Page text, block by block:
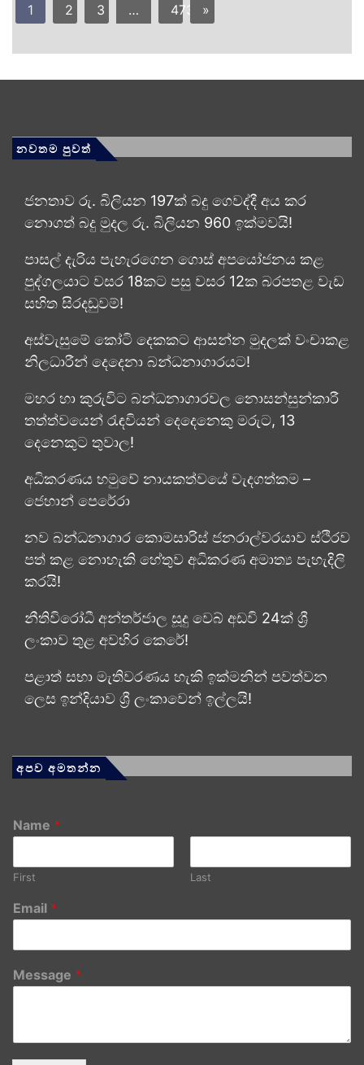
1 2 3 … 473 »
නවතම පුවත්
ජනතාව රු. බිලියන 197ක් බදු ගෙවද්දී අය කර
නොගත් බදු මුදල රු. බිලියන 960 ඉක්මවයි!
පාසල් දැරිය පැහැරගෙන ගොස් අපයෝජනය කළ
පුද්ගලයාට වසර 18කට පසු වසර 12ක බරපතළ වැඩ
සහිත සිරදඬුවම්!
අස්වැසුමේ කෝටි දෙකකට ආසන්න මුදලක් වංචාකළ
නිලධාරීන් දෙදෙනා බන්ධනාගාරයට!
මහර හා කුරුවිට බන්ධනාගාරවල නොසන්සුන්කාරී
තත්ත්වයෙන් රැඳවියන් දෙදෙනෙකු මරුට, 13
දෙනෙකුට තුවාල!
අධිකරණය හමුවේ නායකත්වයේ වැදගත්කම –
ජෙහාන් පෙරේරා
නව බන්ධනාගාර කොමසාරිස් ජනරාල්වරයාව ස්ථිරව
පත් කළ නොහැකි හේතුව අධිකරණ අමාත්‍ය පැහැදිලි
කරයි!
නීතිවිරෝධී අන්තර්ජාල සූදු වෙබ් අඩවි 24ක් ශ්‍රී
ලංකාව තුළ අවහිර කෙරේ!
පළාත් සභා මැතිවරණය හැකි ඉක්මනින් පවත්වන
ලෙස ඉන්දියාව ශ්‍රී ලංකාවෙන් ඉල්ලයි!
අපව අමතන්න
Name *
First Last
Email *
Message *